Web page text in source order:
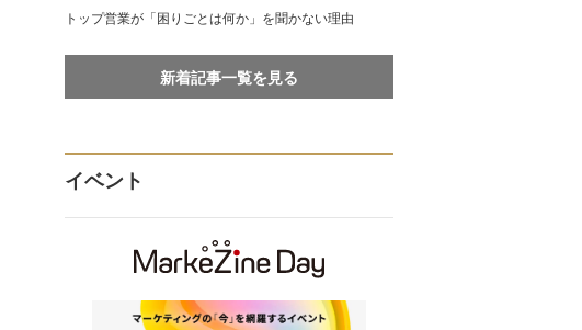
トップ営業が「困りごとは何か」を聞かない理由
新着記事一覧を見る
イベント